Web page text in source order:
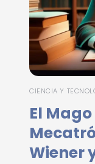
CIENCIA Y
El
Wiener